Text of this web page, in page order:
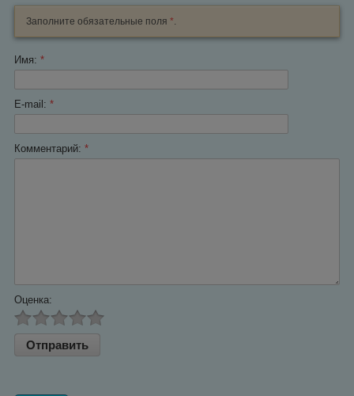
Заполните обязательные поля *
Имя: *
E-mail: *
Комментарий: *
Оценка: